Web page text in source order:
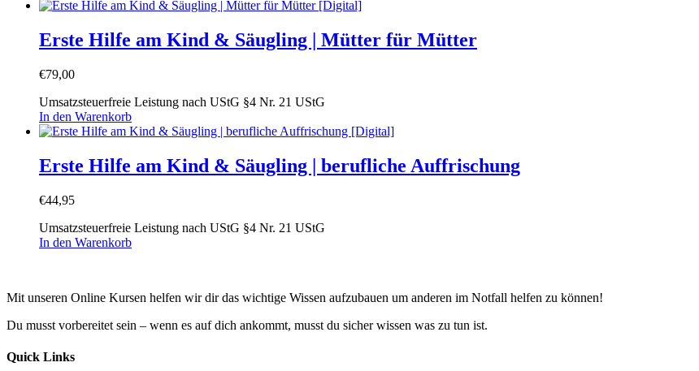
Erste Hilfe am Kind & Säugling | Mütter für Mütter
€79,00
Umsatzsteuerfreie Leistung nach UStG §4 Nr. 21 UStG
In den Warenkorb
Erste Hilfe am Kind & Säugling | berufliche Auffrischung
€44,95
Umsatzsteuerfreie Leistung nach UStG §4 Nr. 21 UStG
In den Warenkorb
Mit unseren Online Kursen helfen wir dir das wichtige Wissen aufzubauen um anderen im Notfall helfen zu können!
Du musst vorbereitet sein – wenn es auf dich ankommt, musst du sicher wissen was zu tun ist.
Quick Links